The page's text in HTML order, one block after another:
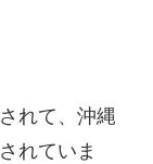
れて、沖縄
れていま